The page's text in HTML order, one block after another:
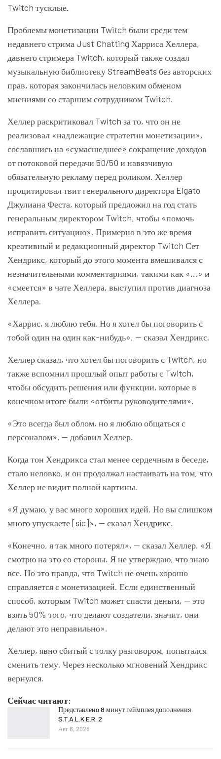
Twitch тусклые.
Проблемы монетизации Twitch были среди тем
недавнего стрима Just Chatting Харриса Хеллера,
давнего стримера Twitch, который также создал
музыкальную библиотеку StreamBeats без авторских
прав, которая закончилась неловким обменом
мнениями со старшим сотрудником Twitch.
Хеллер раскритиковал Twitch за то, что он не
реализовал «надлежащие стратегии монетизации»,
сославшись на «сумасшедшее» сокращение доходов
от потоковой передачи 50/50 и навязчивую
обязательную рекламу перед роликом. Хеллер
процитировал твит генерального директора Elgato
Джулиана Феста, который предложил на год стать
генеральным директором Twitch, чтобы «помочь
исправить ситуацию». Примерно в это же время
креативный и редакционный директор Twitch Сет
Хендрикс, который до этого момента вмешивался с
незначительными комментариями, такими как «…» и
«смеется» в чате Хеллера, выступил против диагноза
Хеллера.
«Харрис, я люблю тебя. Но я хотел бы поговорить с
тобой один на один как-нибудь», — сказал Хендрикс.
Хеллер сказал, что хотел бы поговорить с Twitch, но
также вспомнил прошлый опыт работы с Twitch,
чтобы обсудить решения или функции, которые в
конечном итоге были «отбиты руководителями».
«Это всегда был облом, но я люблю общаться с
персоналом», — добавил Хеллер.
Когда тон Хендрикса стал менее сердечным в беседе,
стало неловко, и он продолжал настаивать на том, что
Хеллер не видит полной картины.
«Я думаю, у вас много хороших идей. Но вы слишком
много упускаете [sic]», — сказал Хендрикс.
«Конечно, я так много потерял», — сказал Хеллер. «Я
смотрю на это со стороны. Я не утверждаю, что знаю
все. Но это правда, что Twitch не очень хорошо
справляется с монетизацией. Если единственный
способ, которым Twitch может спасти деньги, — это
взять 50% того, что делают создатели, значит, они
делают это неправильно».
Хеллер, явно сбитый с толку разговором, попытался
сменить тему. Через несколько мгновений Хендрикс
вернулся.
Сейчас читают:
Представлено 8 минут геймплея дополнения
S.T.A.L.K.E.R. 2
Авг 6, 2026